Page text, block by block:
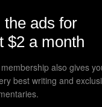
LO
REESA.
the ads for
$2 a month
also gives
best writing and